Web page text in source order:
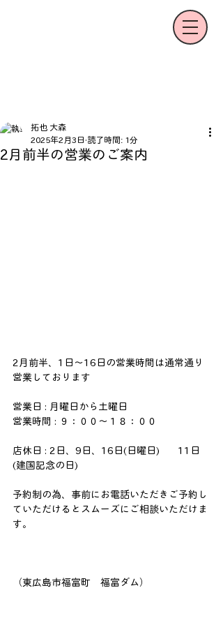
2月前半の営業のご案内
拓也 大森
2025年2月3日 読了時間: 1分
2月前半、1日〜16日の営業時間は通常通り
営業しております
営業日 : 月曜日から土曜日
営業時間 : ９：００〜１８：００
店休日 : 2日、9日、16日(日曜日)   　11日
(建国記念の日)
予約制の為、事前にお電話いただきご予約し
ていただけるとスムーズにご相談いただけま
す。
（東広島市福富町　福富ダム）